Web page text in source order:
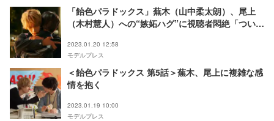
「飴色パラドックス」蕪木（山中柔太朗）、尾上
（木村慧人）への“嫉妬ハグ”に視聴者悶絶「つい
2023.01.20 12:58
モデルプレス
＜飴色パラドックス 第5話＞蕪木、尾上に複雑な感
情を抱く
2023.01.19 10:00
モデルプレス